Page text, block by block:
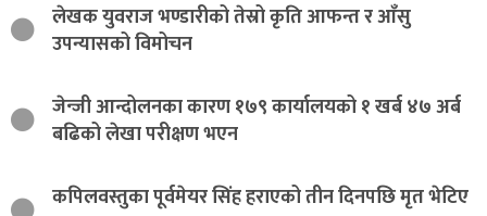
लेखक युवराज भण्डारीको तेस्रो कृति आफन्त र आँसु
उपन्यासको विमोचन
जेन्जी आन्दोलनका कारण १७९ कार्यालयको १ खर्ब ४७ अर्ब
बढिको लेखा परीक्षण भएन
कपिलवस्तुका पूर्वमेयर सिंह हराएको तीन दिनपछि मृत भेटिए